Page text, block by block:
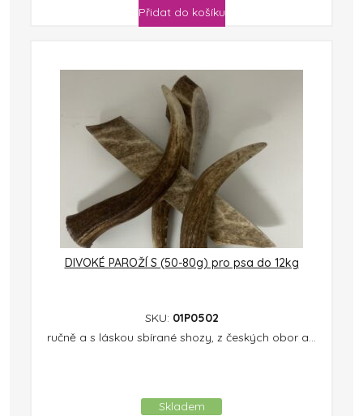
Přidat do košíku
DIVOKÉ PAROŽÍ S (50-80g) pro psa do 12kg
SKU: 01P0502
ručně a s láskou sbírané shozy, z českých obor a...
Skladem